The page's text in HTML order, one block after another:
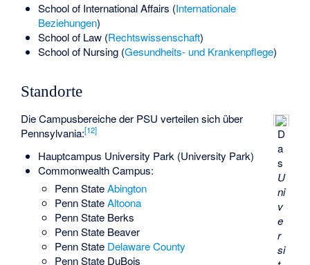
School of International Affairs (Internationale
Beziehungen)
School of Law (Rechtswissenschaft)
School of Nursing (Gesundheits- und Krankenpflege)
Standorte
D
a
s
U
ni
v
e
r
si
Die Campusbereiche der PSU verteilen sich über
Pennsylvania:[12]
Hauptcampus University Park (University Park)
Commonwealth Campus:
Penn StateAbington
Penn StateAltoona
Penn State Berks
Penn State Beaver
Penn State Delaware County
Penn State DuBois